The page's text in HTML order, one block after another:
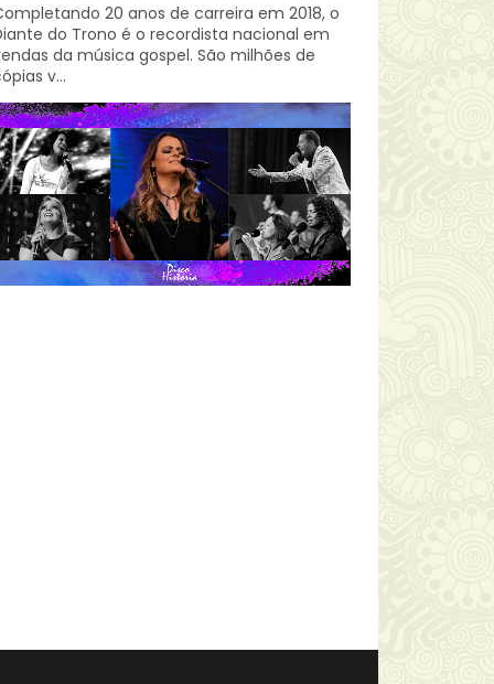
20 anos de carreira em 2018, o
do Trono é o recordista nacional em
da música gospel. São milhões de
v...